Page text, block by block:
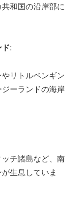
和国の沿岸部に
ド:
リトルペンギン
ーランドの海岸
チ諸島など、南
生息していま